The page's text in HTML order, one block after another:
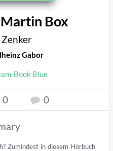
Box
Gabor
Book Blue
0 0
Zumindest in diesem Hörbuch